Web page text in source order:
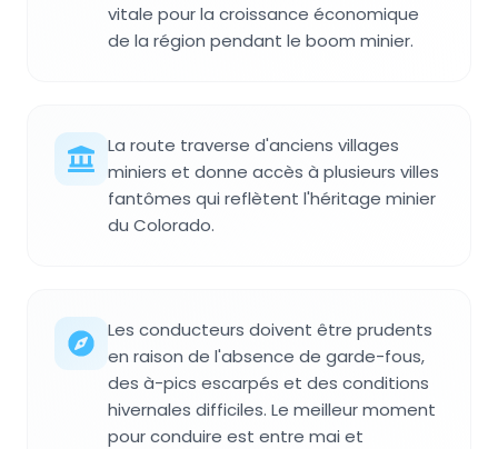
vitale pour la croissance économique
de la région pendant le boom minier.
La route traverse d'anciens villages
miniers et donne accès à plusieurs villes
fantômes qui reflètent l'héritage minier
du Colorado.
Les conducteurs doivent être prudents
en raison de l'absence de garde-fous,
des à-pics escarpés et des conditions
hivernales difficiles. Le meilleur moment
pour conduire est entre mai et